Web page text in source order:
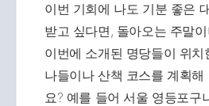
이번 기회에 나도 기분 좋은
받고 싶다면, 돌아오는 주말
이번에 소개된 명당들이 위
나들이나 산책 코스를 계획
요? 예를 들어 서울 영등포구